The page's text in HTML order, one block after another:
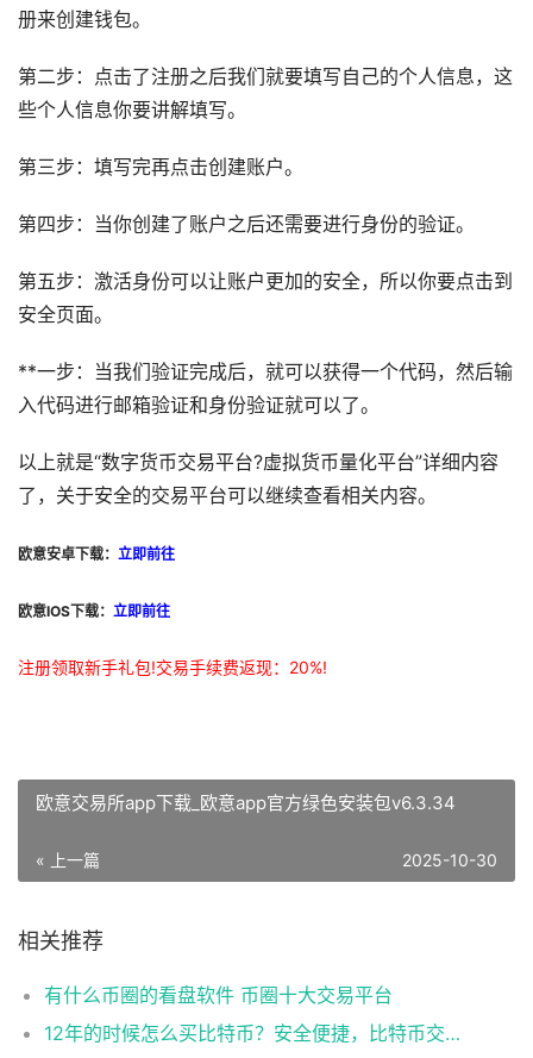
册来创建钱包。
第二步：点击了注册之后我们就要填写自己的个人信息，这
些个人信息你要讲解填写。
第三步：填写完再点击创建账户。
第四步：当你创建了账户之后还需要进行身份的验证。
第五步：激活身份可以让账户更加的安全，所以你要点击到
安全页面。
**一步：当我们验证完成后，就可以获得一个代码，然后输
入代码进行邮箱验证和身份验证就可以了。
以上就是“数字货币交易平台?虚拟货币量化平台”详细内容
了，关于安全的交易平台可以继续查看相关内容。
欧意安卓下载： 立即前往
欧意IOS下载： 立即前往
注册领取新手礼包!交易手续费返现：20%!
欧意交易所app下载_欧意app官方绿色安装包v6.3.34
« 上一篇 2025-10-30
相关推荐
有什么币圈的看盘软件 币圈十大交易平台
12年的时候怎么买比特币？安全便捷，比特币交易首选